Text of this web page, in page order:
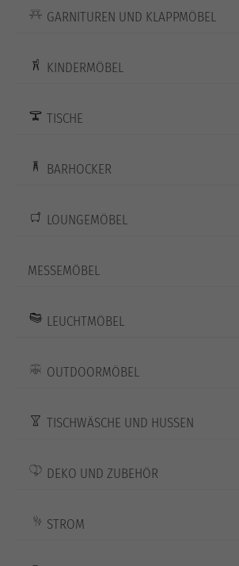
GARNITUREN UND KLAPPMÖBEL
KINDERMÖBEL
TISCHE
BARHOCKER
LOUNGEMÖBEL
MESSEMÖBEL
LEUCHTMÖBEL
OUTDOORMÖBEL
TISCHWÄSCHE UND HUSSEN
DEKO UND ZUBEHÖR
STROM